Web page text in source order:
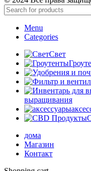
Menu
Categories
Свет
выращивания
дома
Магазин
Контакт